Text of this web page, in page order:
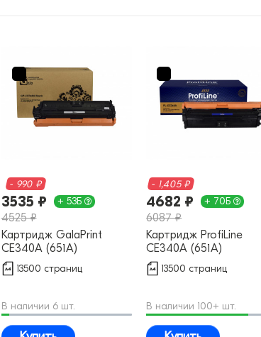
- 990 ₽
3535 ₽ + 53Б
4525 ₽
Картридж GalaPrint
CE340A (651A)
совместимый
13500 страниц
В наличии 6 шт.
- 1,405 ₽
4682 ₽ + 70Б
6087 ₽
Картридж ProfiLine
CE340A (651A)
совместимый
13500 страниц
В наличии 100+ шт.